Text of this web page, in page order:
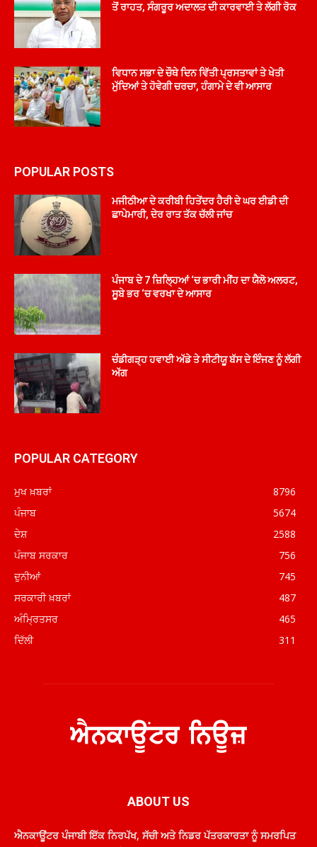
ਤੋਂ ਰਾਹਤ, ਸੰਗਰੂਰ ਅਦਾਲਤ ਦੀ ਕਾਰਵਾਈ ਤੇ ਲੱਗੀ ਰੋਕ
ਵਿਧਾਨ ਸਭਾ ਦੇ ਚੌਥੇ ਦਿਨ ਵਿੱਤੀ ਪ੍ਰਸਤਾਵਾਂ ਤੇ ਖੇਤੀ
ਮੁੱਦਿਆਂ ਤੇ ਹੋਵੇਗੀ ਚਰਚਾ, ਹੰਗਾਮੇ ਦੇ ਵੀ ਆਸਾਰ
POPULAR POSTS
ਮਜੀਠੀਆ ਦੇ ਕਰੀਬੀ ਹਿਤੇਂਦਰ ਹੈਰੀ ਦੇ ਘਰ ਈਡੀ ਦੀ
ਛਾਪੇਮਾਰੀ, ਦੇਰ ਰਾਤ ਤੱਕ ਚੱਲੀ ਜਾਂਚ
ਪੰਜਾਬ ਦੇ 7 ਜ਼ਿਲ੍ਹਿਆਂ ‘ਚ ਭਾਰੀ ਮੀਂਹ ਦਾ ਯੈਲੋ ਅਲਰਟ,
ਸੂਬੇ ਭਰ ‘ਚ ਵਰਖਾ ਦੇ ਆਸਾਰ
ਚੰਡੀਗੜ੍ਹ ਹਵਾਈ ਅੱਡੇ ਤੇ ਸੀਟੀਯੂ ਬੱਸ ਦੇ ਇੰਜਣ ਨੂੰ ਲੱਗੀ
ਅੱਗ
POPULAR CATEGORY
ਮੁਖ ਖ਼ਬਰਾਂ
8796
ਪੰਜਾਬ
5674
ਦੇਸ਼
2588
ਪੰਜਾਬ ਸਰਕਾਰ
756
ਦੁਨੀਆਂ
745
ਸਰਕਾਰੀ ਖ਼ਬਰਾਂ
487
ਅੰਮ੍ਰਿਤਸਰ
465
ਦਿੱਲੀ
311
ABOUT US
ਐਨਕਾਊਂਟਰ ਪੰਜਾਬੀ ਇੱਕ ਨਿਰਪੱਖ, ਸੱਚੀ ਅਤੇ ਨਿਡਰ ਪੱਤਰਕਾਰਤਾ ਨੂੰ ਸਮਰਪਿਤ